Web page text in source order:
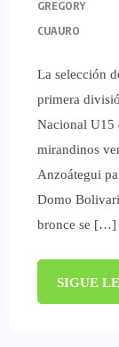
GREGORY
CUAURO
La selección
primera
Nacional U15
mirandinos
Anzoátegui
Domo
bronce se […]
SIGUE